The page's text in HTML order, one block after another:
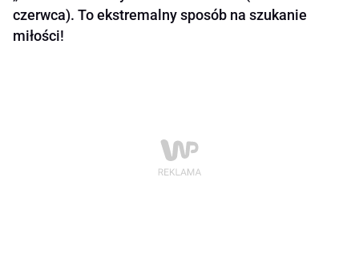
czerwca). To ekstremalny sposób na szukanie
miłości!